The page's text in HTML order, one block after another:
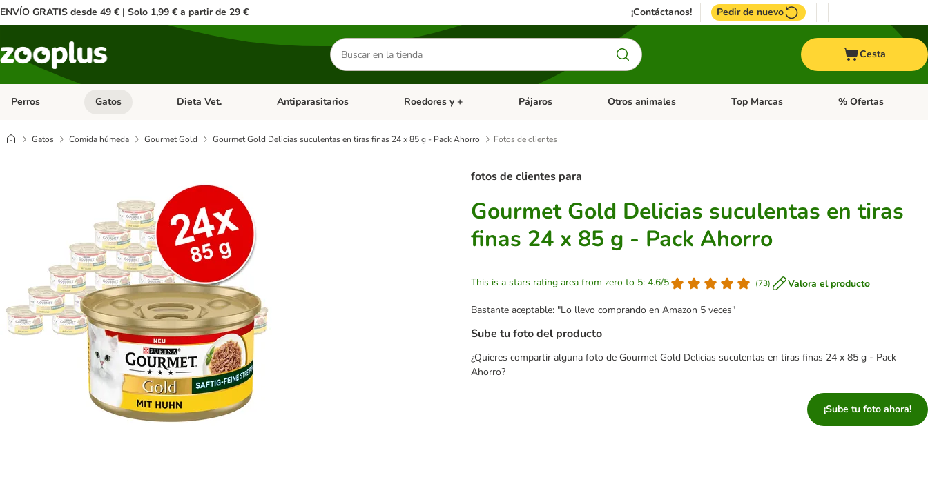
ENVÍO GRATIS desde 49 € | Solo 1,99 € a partir de 29 € ¡Contáctanos! Pedir de nuevo
Buscar
productos
Cesta
Perros Menú de categoria abierto: Perros
Gatos Menú de categoria abierto: Gatos
Dieta Vet. Menú de categoria abierto: Dieta Vet.
Antiparasitarios Menú de categoria abierto: Antiparasitarios
Roedores y + Menú de categoria abierto: Roedores y +
Pájaros Menú de categoria abierto: Pájaros
Otros animales Menú de categoria abierto: Otros animales
Top Marcas Menú de categoria
% Ofertas
Gatos Comida húmeda Gourmet Gold Gourmet Gold Delicias suculentas en tiras finas 24 x 85 g - Pack Ahorro Fotos de clientes
fotos de clientes para
Gourmet Gold Delicias suculentas en tiras
finas 24 x 85 g - Pack Ahorro
This is a stars rating area from zero to 5: 4.6/5 (73) Valora el producto
Bastante aceptable: "Lo llevo comprando en Amazon 5 veces"
Sube tu foto del producto
¿Quieres compartir alguna foto de Gourmet Gold Delicias suculentas en tiras finas 24 x 85 g - Pack
Ahorro?
¡Sube tu foto ahora!